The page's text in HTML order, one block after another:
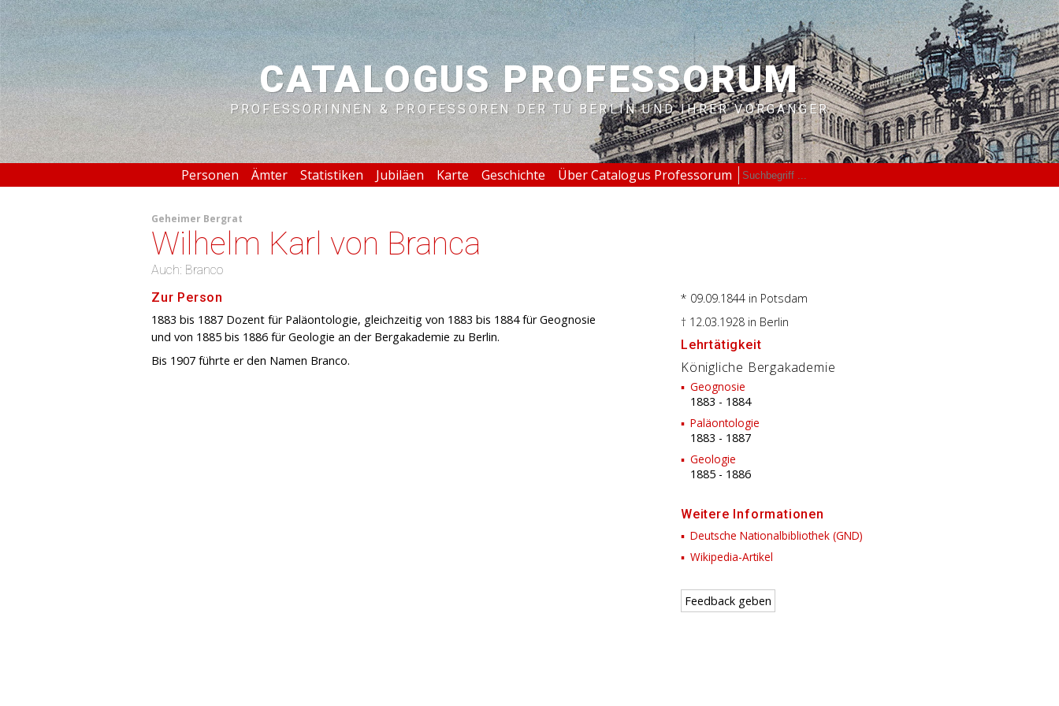
CATALOGUS PROFESSORUM
PROFESSORINNEN & PROFESSOREN DER TU BERLIN UND IHRER VORGÄNGER
Personen Ämter Statistiken Jubiläen Karte Geschichte Über Catalogus Professorum
Geheimer Bergrat
Wilhelm Karl von Branca
Auch: Branco
Zur Person
1883 bis 1887 Dozent für Paläontologie, gleichzeitig von 1883 bis 1884 für Geognosie
und von 1885 bis 1886 für Geologie an der Bergakademie zu Berlin.
Bis 1907 führte er den Namen Branco.
* 09.09.1844 in Potsdam
† 12.03.1928 in Berlin
Lehrtätigkeit
Königliche Bergakademie
Geognosie
1883 - 1884
Paläontologie
1883 - 1887
Geologie
1885 - 1886
Weitere Informationen
Deutsche Nationalbibliothek (GND)
Wikipedia-Artikel
Feedback geben